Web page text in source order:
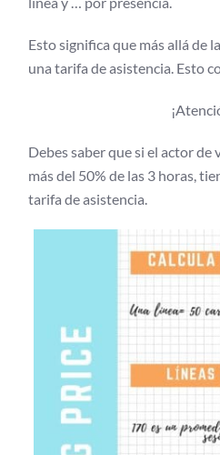
Esto significa que más allá de
una tarifa de asistencia. Esto
Debes saber que si el actor
más del 50% de las 3 horas,
tarifa de asistencia.